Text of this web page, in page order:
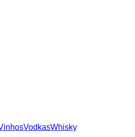
VodkasWhisky